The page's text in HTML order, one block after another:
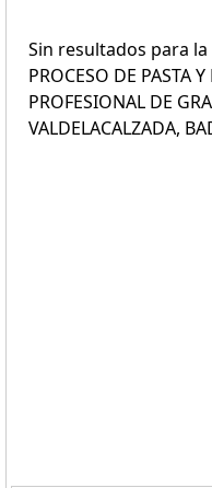
Sin resultados para la
PROCESO DE PASTA
PROFESIONAL DE
VALDELACALZADA,